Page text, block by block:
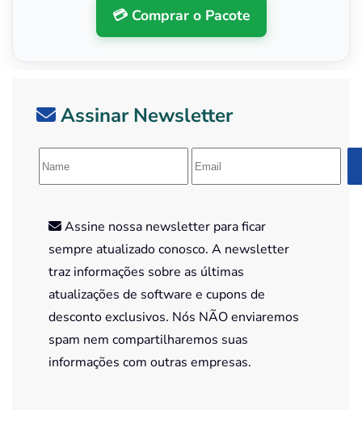
💳 Comprar o Pacote
Assinar Newsletter
Assine nossa newsletter para ficar
sempre atualizado conosco. A newsletter
traz informações sobre as últimas
atualizações de software e cupons de
desconto exclusivos. Nós NÃO enviaremos
spam nem compartilharemos suas
informações com outras empresas.